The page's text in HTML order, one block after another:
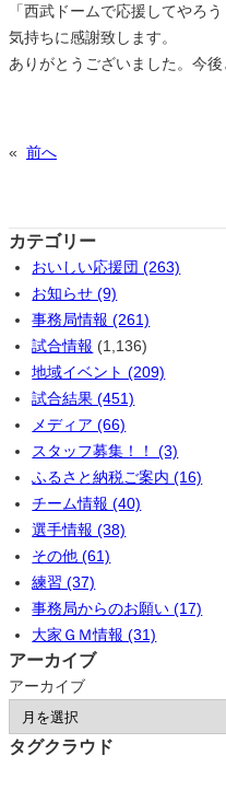
「西武ドームで応援してやろ
気持ちに感謝致します。
ありがとうございました。今
« 前へ
カテゴリー
おいしい応援団 (263)
お知らせ (9)
事務局情報 (261)
試合情報 (1,136)
地域イベント (209)
試合結果 (451)
メディア (66)
スタッフ募集！！ (3)
ふるさと納税ご案内 (16)
チーム情報 (40)
選手情報 (38)
その他 (61)
練習 (37)
事務局からのお願い (17)
大家ＧＭ情報 (31)
アーカイブ
アーカイブ
タグクラウド